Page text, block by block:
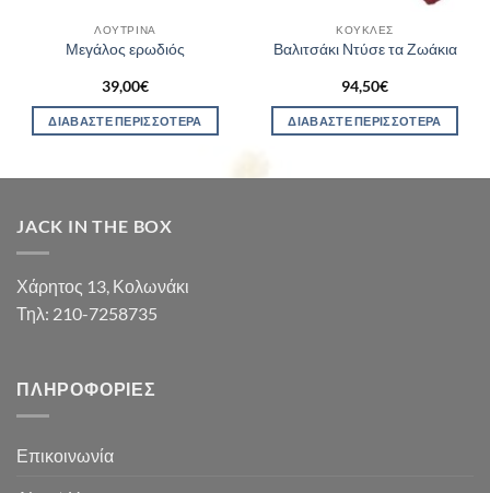
ΛΟΎΤΡΙΝΑ
Μεγάλος ερωδιός
39,00€
ΔΙΑΒΆΣΤΕ ΠΕΡΙΣΣΌΤΕΡΑ
ΚΟΎΚΛΕΣ
Βαλιτσάκι Ντύσε τα Ζωάκια
94,50€
ΔΙΑΒΆΣΤΕ ΠΕΡΙΣΣΌΤΕΡΑ
JACK IN THE BOX
Χάρητος 13, Κολωνάκι
Τηλ: 210-7258735
ΠΛΗΡΟΦΟΡΊΕΣ
Επικοινωνία